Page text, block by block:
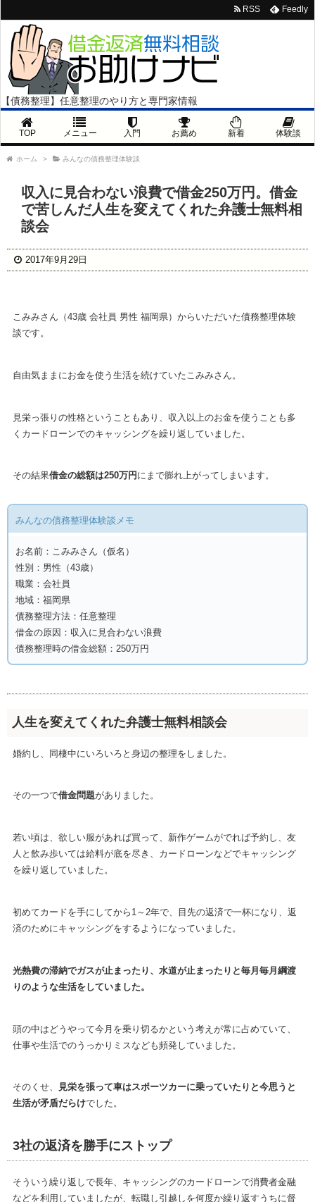
【債務整理】任意整理のやり方と専門家情報
TOP メニュー 入門 お薦め 新着 体験談
RSS Feedly
ホーム > みんなの債務整理体験談
収入に見合わない浪費で借金250万円。借金
で苦しんだ人生を変えてくれた弁護士無料相
談会
2017年9月29日
こみみさん（43歳 会社員 男性 福岡県）からいただいた債務整理体験
談です。
自由気ままにお金を使う生活を続けていたこみみさん。
見栄っ張りの性格ということもあり、収入以上のお金を使うことも多
くカードローンでのキャッシングを繰り返していました。
その結果借金の総額は250万円 にまで膨れ上がってしまいます。
みんなの債務整理体験談メモ
お名前：こみみさん（仮名）
性別：男性（43歳）
職業：会社員
地域：福岡県
債務整理方法：任意整理
借金の原因：収入に見合わない浪費
債務整理時の借金総額：250万円
人生を変えてくれた弁護士無料相談会
婚約し、同棲中にいろいろと身辺の整理をしました。
その一つで借金問題がありました。
若い頃は、欲しい服があれば買って、新作ゲームがでれば予約し、友
人と飲み歩いては給料が底を尽き、カードローンなどでキャッシング
を繰り返していました。
初めてカードを手にしてから1～2年で、目先の返済で一杯になり、返
済のためにキャッシングをするようになっていました。
光熱費の滞納でガスが止まったり、水道が止まったりと毎月毎月綱渡
りのような生活をしていました。
頭の中はどうやって今月を乗り切るかという考えが常に占めていて、
仕事や生活でのうっかりミスなども頻発していました。
そのくせ、
見栄を張って車はスポーツカーに乗っていたりと今思うと
生活が矛盾だらけでした。
3社の返済を勝手にストップ
そういう繰り返しで長年、キャッシングのカードローンで消費者金融
などを利用していましたが、転職し引越しを何度か繰り返すうちに督